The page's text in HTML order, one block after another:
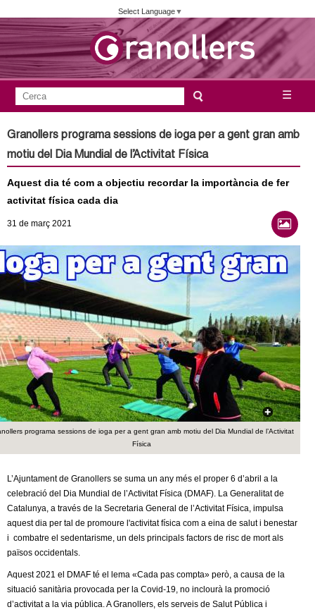
Vés
al
contingut
Select Language▼
u
n
a
m
e
n
t
d
e
G
a
n
o
☰
F
m
u
l
a
r
i
d
e
c
e
r
c
a
e
Granollers programa sessions de ioga per a gent gran amb
motiu del Dia Mundial de l’Activitat Física
Aquest dia té com a objectiu recordar la importància de fer
activitat física cada dia
31 de març 2021
programa sessions de ioga per a gent gran amb motiu del Dia Mundial de l’Activitat
Física
L’Ajuntament de Granollers se suma un any més el proper 6 d’abril a la
celebració del Dia Mundial de l’Activitat Física (DMAF). La Generalitat de
Catalunya, a través de la Secretaria General de l’Activitat Física, impulsa
aquest dia per tal de promoure l'activitat física com a eina de salut i benestar
i combatre el sedentarisme, un dels principals factors de risc de mort als
països occidentals.
Aquest 2021 el DMAF té el lema «Cada pas compta» però, a causa de la
situació sanitària provocada per la Covid-19, no inclourà la promoció
d’activitat a la via pública. A Granollers, els serveis de Salut Pública i